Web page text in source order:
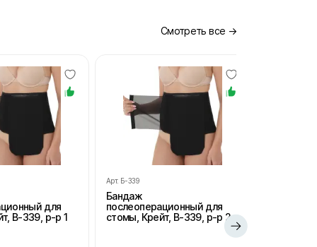
Смотреть все →
для
В-339, р-р 1
Арт. Б-339
Бандаж
послеоперационный для
стомы, Крейт, В-339, р-р 2